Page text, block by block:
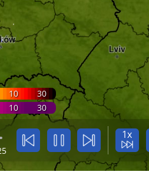
10
30
10
30
1x